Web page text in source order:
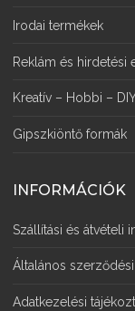
Irodai termékek
Reklám és hirdetési
Kreatív – Hobbi –
Gipszkiöntő formák
INFORMÁCIÓK
Szállítási és átvételi
Általános
Adatkezelési